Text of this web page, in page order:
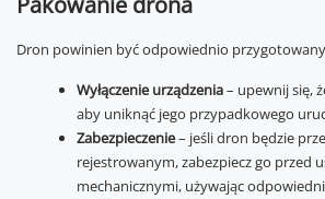
Dron powinien być odpowiednio
Wyłączenie urządzenia– upewnij się,
aby uniknąć jego przypadkowego
Zabezpieczenie– jeśli dron będzie
rejestrowanym, zabezpiecz go przed
mechanicznymi, używając